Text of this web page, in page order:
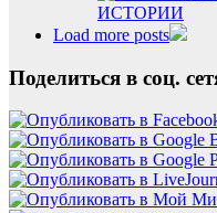
ИСТОРИИ
Load more posts
Поделиться в соц.